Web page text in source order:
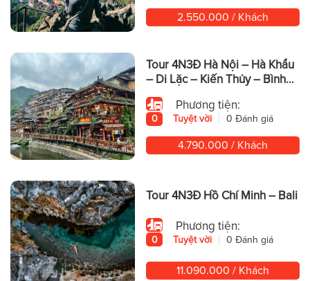
2.550.000 / Khách
Tour 4N3Đ Hà Nội – Hà Khẩu
– Di Lặc – Kiến Thủy – Bình
Biên – Mông Tự
Phương tiện:
0 Tuyệt vời 0 Đánh giá
4.790.000 / Khách
Tour 4N3Đ Hồ Chí Minh – Bali
Phương tiện:
0 Tuyệt vời 0 Đánh giá
11.090.000 / Khách